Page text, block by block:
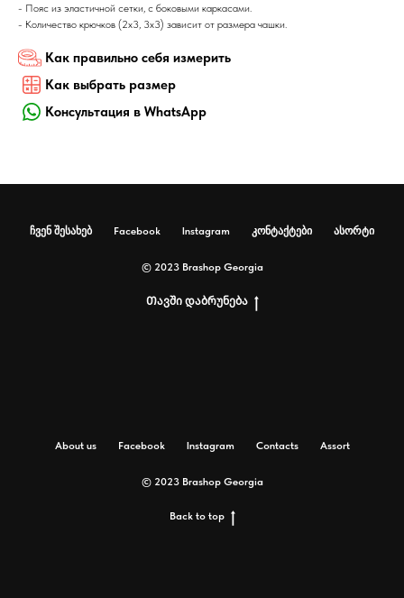
- Пояс из эластичной сетки, с боковыми каркасами.
- Количество крючков (2х3, 3х3) зависит от размера чашки.
Как правильно себя измерить
Как выбрать размер
Консультация в WhatsApp
ჩვენ შესახებ Facebook Instagram კონტაქტები ასორტი
© 2023 Brashop Georgia
Თავში დაბრუნება
About us Facebook Instagram Contacts Assort
© 2023 Brashop Georgia
Back to top